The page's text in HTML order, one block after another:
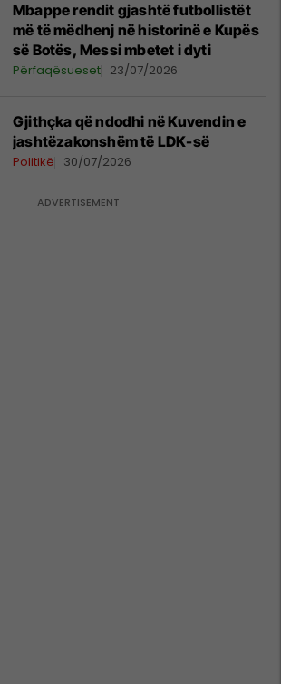
Mbappe rendit gjashtë futbollistët
më të mëdhenj në historinë e Kupës
së Botës, Messi mbetet i dyti
Përfaqësueset 23/07/2026
Gjithçka që ndodhi në Kuvendin e
jashtëzakonshëm të LDK-së
Politikë 30/07/2026